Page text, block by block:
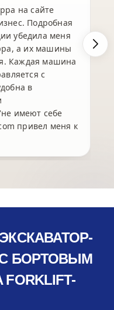
на сайте
Подробная
убедила меня
а их машины
Каждая машина
с
в
имеют себе
привел меня к
БОРТОВЫМ